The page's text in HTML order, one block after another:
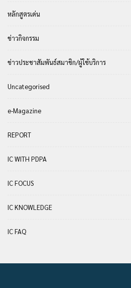
หลักสูตรเด่น
ข่าวกิจกรรม
ข่าวประชาสัมพันธ์สมาชิก/ผู้ใช้บริการ
Uncategorised
e-Magazine
REPORT
IC WITH PDPA
IC FOCUS
IC KNOWLEDGE
IC FAQ